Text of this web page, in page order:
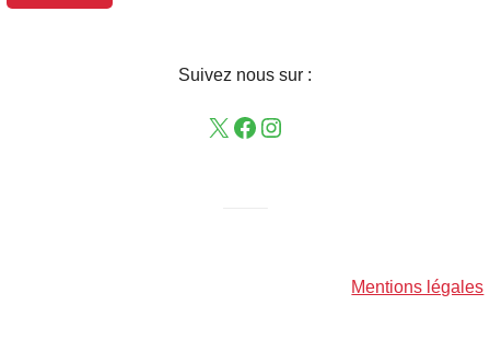
Suivez nous sur :
Mentions légales